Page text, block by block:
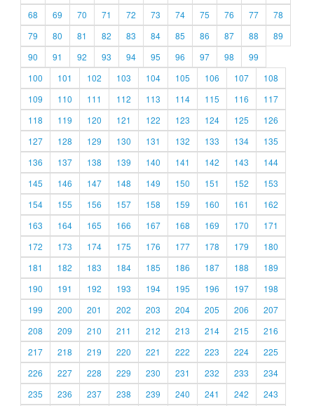
68
69 70 71 72 73 74 75 76 77
78
79
80 81 82 83 84 85 86 87 88
89
90
91 92 93 94 95 96 97 98
99
100
101 102 103 104 105 106 107
108
109
110 111 112 113 114 115 116
117
118
119 120 121 122 123 124 125
126
127
128 129 130 131 132 133 134
135
136
137 138 139 140 141 142 143
144
145
146 147 148 149 150 151 152
153
154
155 156 157 158 159 160 161
162
163
164 165 166 167 168 169 170
171
172
173 174 175 176 177 178 179
180
181
182 183 184 185 186 187 188
189
190
191 192 193 194 195 196 197
198
199
200 201 202 203 204 205 206
207
208
209 210 211 212 213 214 215
216
217
218 219 220 221 222 223 224
225
226
227 228 229 230 231 232 233
234
235
236 237 238 239 240 241 242 243